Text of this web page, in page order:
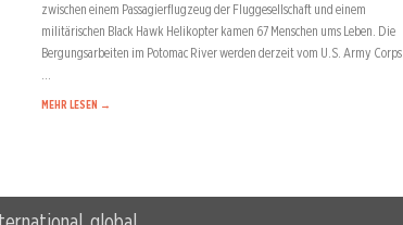
zwischen einem Passagierflugzeug der Fluggesellschaft und einem
militärischen Black Hawk Helikopter kamen 67 Menschen ums Leben. Die
Bergungsarbeiten im Potomac River werden derzeit vom U.S. Army Corps
…
MEHR LESEN →